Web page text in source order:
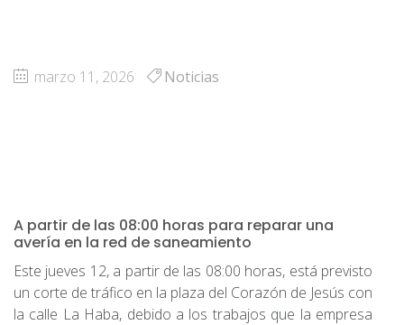
marzo 11, 2026 Noticias
A partir de las 08:00 horas para reparar una
avería en la red de saneamiento
Este jueves 12, a partir de las 08:00 horas, está previsto
un corte de tráfico en la plaza del Corazón de Jesús con
la calle La Haba, debido a los trabajos que la empresa